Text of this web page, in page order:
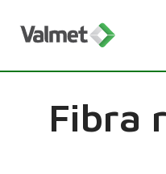
Fibra